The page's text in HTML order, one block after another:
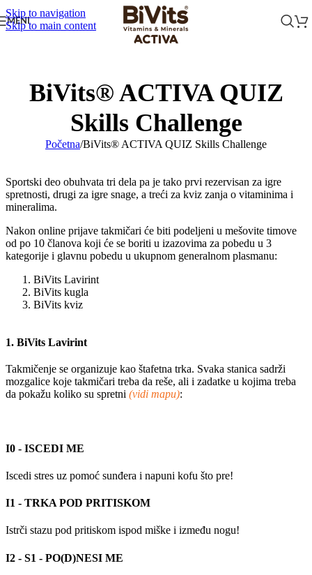
Skip to navigation
Skip to main content
MENI
BiVits® ACTIVA QUIZ
Skills Challenge
Početna/BiVits® ACTIVA QUIZ Skills Challenge
Sportski deo obuhvata tri dela pa je tako prvi rezervisan za igre
spretnosti, drugi za igre snage, a treći za kviz zanja o vitaminima i
mineralima.
Nakon online prijave takmičari će biti podeljeni u mešovite timove
od po 10 članova koji će se boriti u izazovima za pobedu u 3
kategorije i glavnu pobedu u ukupnom generalnom plasmanu:
BiVits Lavirint
BiVits kugla
BiVits kviz
1. BiVits Lavirint
Takmičenje se organizuje kao štafetna trka. Svaka stanica sadrži
mozgalice koje takmičari treba da reše, ali i zadatke u kojima treba
da pokažu koliko su spretni (vidi mapu):
I0 - ISCEDI ME
Iscedi stres uz pomoć sunđera i napuni kofu što pre!
I1 - TRKA POD PRITISKOM
Istrči stazu pod pritiskom ispod miške i između nogu!
I2 - S1 - PO(D)NESI ME